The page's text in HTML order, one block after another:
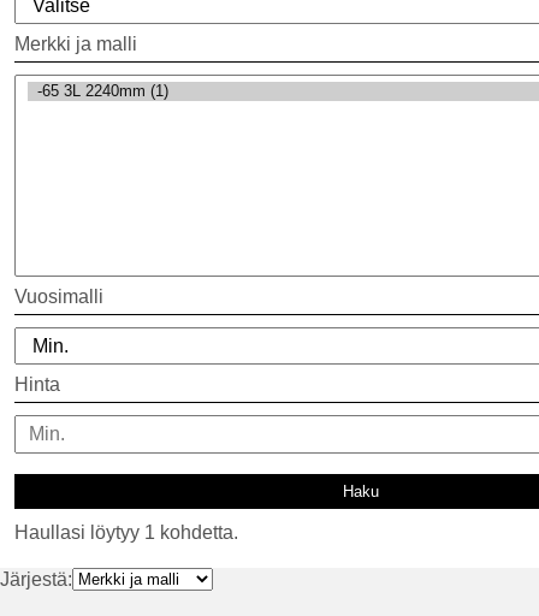
Merkki ja malli
Vuosimalli
Hinta
Haullasi löytyy 1 kohdetta.
Järjestä: